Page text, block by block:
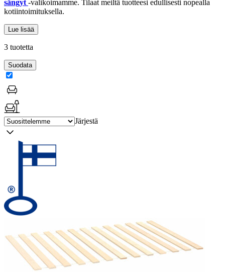
sängyt -valikoimamme. Tilaat meiltä tuotteesi edullisesti nopealla
kotiintoimituksella.
Lue lisää
3 tuotetta
Suodata
Järjestä